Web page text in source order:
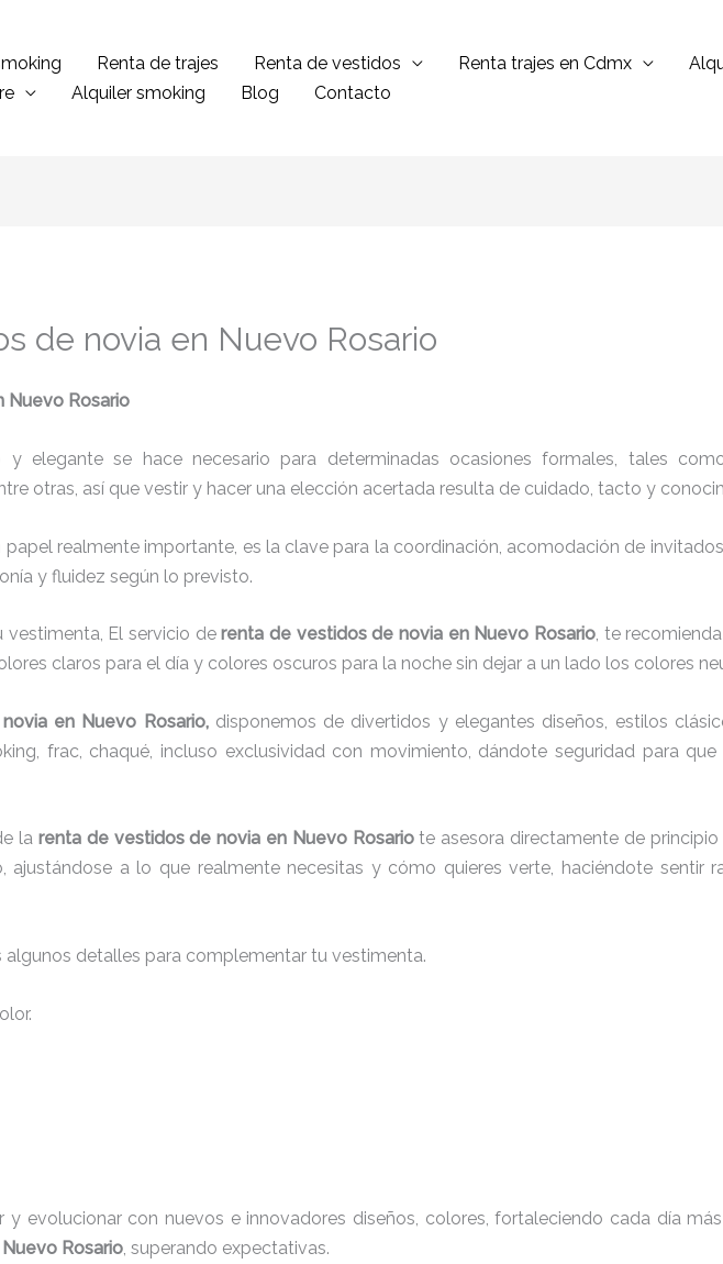
Renta de trajes Renta de vestidos Renta trajes en Cdmx
Alquiler smoking Blog Contacto
de novia en Nuevo Rosario
Nuevo Rosario
elegante se hace necesario para determinadas ocasiones formales, tales
otras, así que vestir y hacer una elección acertada resulta de cuidado, tacto y
papel realmente importante, es la clave para la coordinación, acomodación de
y fluidez según lo previsto.
vestimenta, El servicio derenta de vestidos de novia en Nuevo Rosario, te
claros para el día y colores oscuros para la noche sin dejar a un lado los colores
en Nuevo Rosario, disponemos de divertidos y elegantes diseños, estilos
frac, chaqué, incluso exclusividad con movimiento, dándote seguridad para
la renta de vestidos de novia en Nuevo Rosariote asesora directamente de principio
ajustándose a lo que realmente necesitas y cómo quieres verte, haciéndote sentir
detalles para complementar tu vestimenta.
y evolucionar con nuevos e innovadores diseños, colores, fortaleciendo cada día
Rosario, superando expectativas.